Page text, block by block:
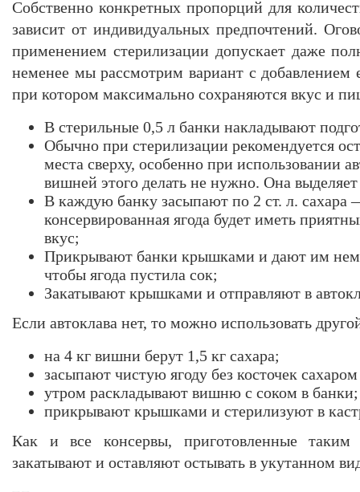
Собственно конкретных пропорций для
зависит от индивидуальных предпочтений.
применением стерилизации допускает даже
неменее мы рассмотрим вариант с добавлением
при котором максимально сохраняются вкус и
В стерильные 0,5 л банки накладывают
Обычно при стерилизации рекомендуется
места сверху, особенно при использовании
вишней этого делать не нужно. Она выделяет
В каждую банку засыпают по 2 ст. л. сахара
консервированная ягода будет иметь
вкус;
Прикрывают банки крышками и дают им
чтобы ягода пустила сок;
Закатывают крышками и отправляют в
Если автоклава нет, то можно использовать
на 4 кг вишни берут 1,5 кг сахара;
засыпают чистую ягоду без косточек
утром раскладывают вишню с соком в банки;
прикрывают крышками и стерилизуют в
Как и все консервы, приготовленные таким
закатывают и оставляют остывать в укутанном